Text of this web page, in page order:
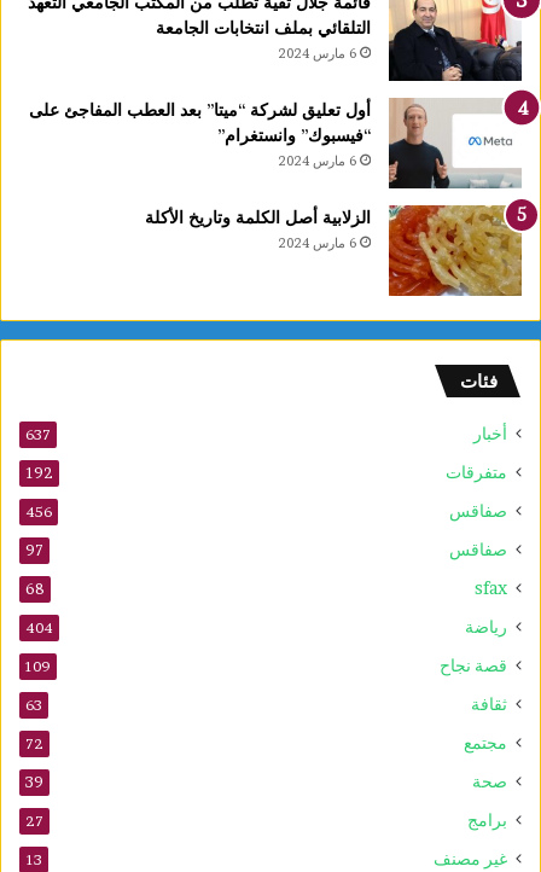
التلقائي بملف انتخابات الجامعة
6 مارس 2024
أول تعليق لشركة “ميتا” بعد العطب المفاجئ على
“فيسبوك” وانستغرام”
6 مارس 2024
الزلابية أصل الكلمة وتاريخ الأكلة
6 مارس 2024
فئات
أخبار 637
متفرقات 192
صفاقس 456
صفاقس 97
sfax
68
رياضة 404
قصة نجاح 109
ثقافة 63
مجتمع 72
صحة 39
برامج 27
غير مصنف 13